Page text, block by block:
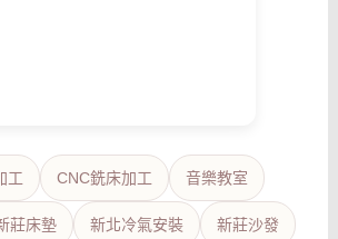
工 CNC銑床加工 音樂教室
莊床墊 新北冷氣安裝 新莊沙發